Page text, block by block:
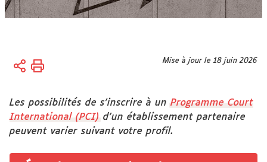
Vous
Accueil
Internationalisation
à domicile
PCI – BIP
Mise à jour le 18 juin 2026
Les possibilités de s'inscrire à unProgramme Court
International (PCI) d'un établissement partenaire
peuvent varier suivant votre profil.